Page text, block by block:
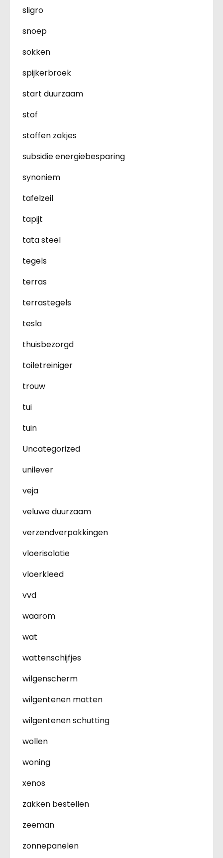
sligro
snoep
sokken
spijkerbroek
start duurzaam
stof
stoffen zakjes
subsidie energiebesparing
synoniem
tafelzeil
tapijt
tata steel
tegels
terras
terrastegels
tesla
thuisbezorgd
toiletreiniger
trouw
tui
tuin
Uncategorized
unilever
veja
veluwe duurzaam
verzendverpakkingen
vloerisolatie
vloerkleed
vvd
waarom
wat
wattenschijfjes
wilgenscherm
wilgentenen matten
wilgentenen schutting
wollen
woning
xenos
zakken bestellen
zeeman
zonnepanelen